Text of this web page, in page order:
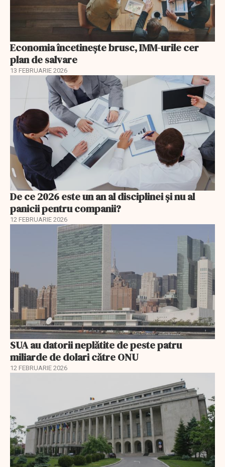
Economia încetinește brusc, IMM-urile cer
plan de salvare
13 FEBRUARIE 2026
De ce 2026 este un an al disciplinei și nu al
panicii pentru companii?
12 FEBRUARIE 2026
SUA au datorii neplătite de peste patru
miliarde de dolari către ONU
12 FEBRUARIE 2026